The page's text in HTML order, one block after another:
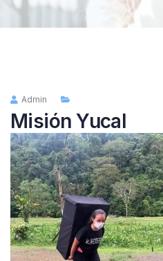
Admin
Misión Yucal